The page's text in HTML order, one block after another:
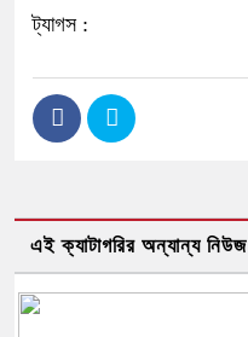
ট্যাগস :
এই ক্যাটাগরির অন্যান্য নিউজ